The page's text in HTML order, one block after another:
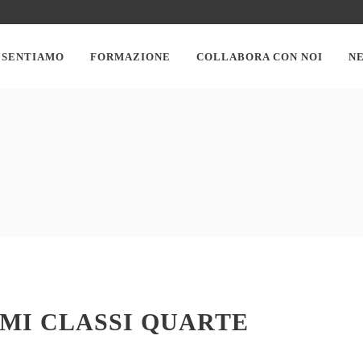
FORMAZIONE COLLABORA CON NOI
CLASSI QUARTE